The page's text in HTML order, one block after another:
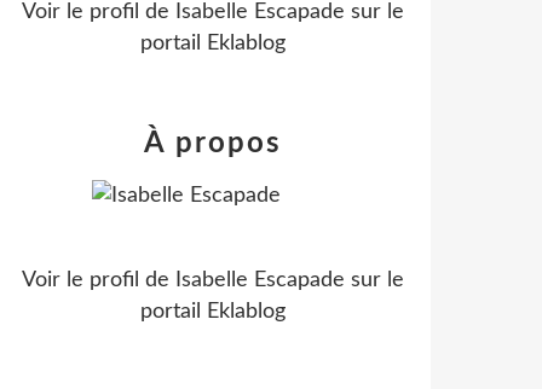
Voir le profil de
Isabelle Escapade sur le
portail Eklablog
À propos
Voir le profil de Isabelle Escapade sur le
portail Eklablog